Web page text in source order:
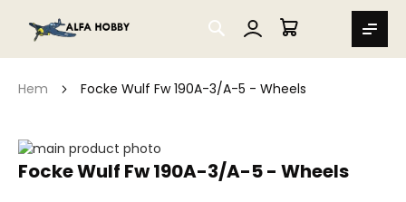
SEARCH
MIN VARUKORG
Hem Focke Wulf Fw 190A-3/A-5 - Wheels
Focke Wulf Fw 190A-3/A-5 - Wheels
Hoppa
till
Hoppa